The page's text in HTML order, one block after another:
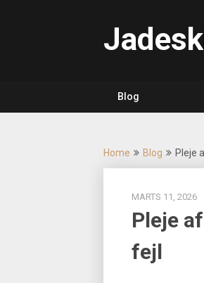
Blog
Home Blog Pleje
MARTS 11, 2026
Pleje
fejl